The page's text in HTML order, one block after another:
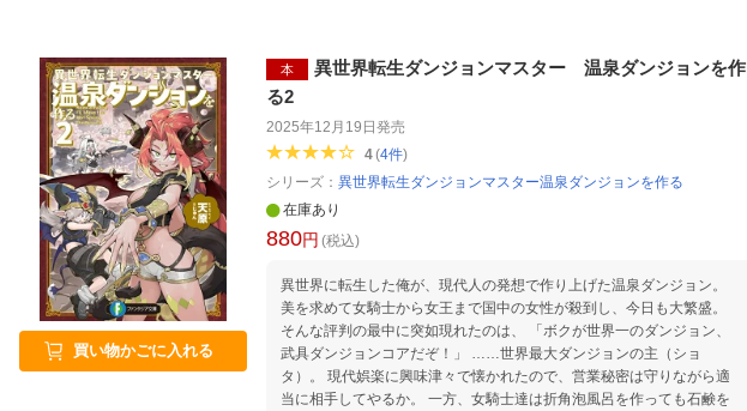
買い物かごに入れる
本
異世界転生ダンジョンマスター 温泉ダンジョンを作
る2
2025年12月19日発売
4(4件)
シリーズ： 異世界転生ダンジョンマスター温泉ダンジョンを作る
在庫あり
880円 (税込)
異世界に転生した俺が、現代人の発想で作り上げた温泉ダンジョン。
美を求めて女騎士から女王まで国中の女性が殺到し、今日も大繁盛。
そんな評判の最中に突如現れたのは、 「ボクが世界一のダンジョン、
武具ダンジョンコアだぞ！」 ……世界最大ダンジョンの主（ショ
タ）。 現代娯楽に興味津々で懐かれたので、営業秘密は守りながら適
当に相手してやるか。 一方、女騎士達は折角泡風呂を作っても石鹸を